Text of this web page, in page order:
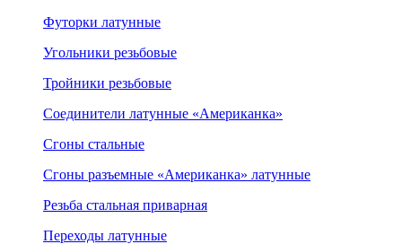
Футорки латунные
Угольники резьбовые
Тройники резьбовые
Соединители латунные «Американка»
Сгоны стальные
Сгоны разъемные «Американка» латунные
Резьба стальная приварная
Переходы латунные